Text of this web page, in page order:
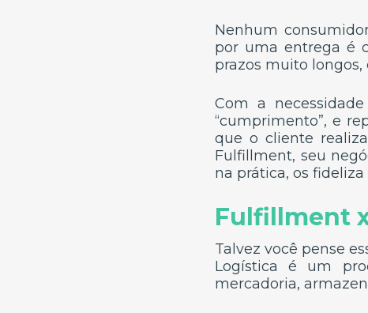
Nenhum
por uma entrega é
prazos muito
Com a
“cumprimento”, e
que o cliente
Fulfillment, seu
na prática, os
Fulfillment
Talvez você pense
Logística é um
mercadoria,